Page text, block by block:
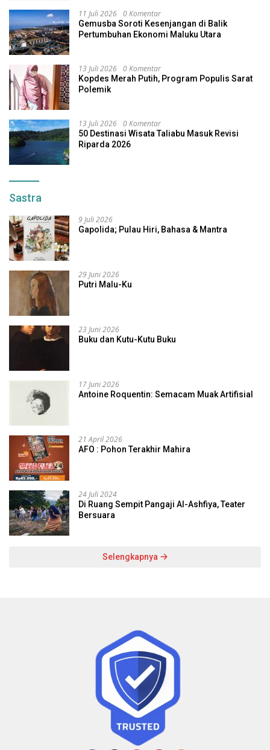
11 Juli 2026 0 Komentar
Gemusba Soroti Kesenjangan di Balik
Pertumbuhan Ekonomi Maluku Utara
13 Juli 2026 0 Komentar
Kopdes Merah Putih, Program Populis Sarat
Polemik
13 Juli 2026 0 Komentar
50 Destinasi Wisata Taliabu Masuk Revisi
Riparda 2026
Sastra
9 Juli 2026
Gapolida; Pulau Hiri, Bahasa & Mantra
29 Juni 2026
Putri Malu-Ku
23 Juni 2026
Buku dan Kutu-Kutu Buku
17 Juni 2026
Antoine Roquentin: Semacam Muak Artifisial
21 April 2026
AFO : Pohon Terakhir Mahira
24 Juli 2024
Di Ruang Sempit Pangaji Al-Ashfiya, Teater
Bersuara
Selengkapnya